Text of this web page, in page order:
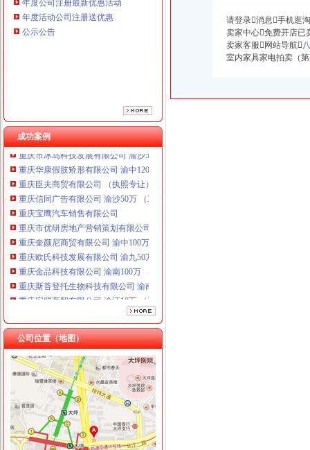
年度公司注册最新优惠活动
年度活动公司注册送优惠
公示公告
成功案例
重庆臣夫商贸有限公司 （执照专让）
重庆信同广告有限公司 渝沙50万 （工商注册）
重庆金品科技有限公司 渝南100万 （进出口权）
重庆斯苔登托生物科技有限公司 渝南10万 （工商注册）
重庆安赐商贸有限公司 渝江10万 （工商注册）
重庆市冰岛科技发展有限公司 渝沙50万 （进出口权）
重庆华康假肢矫形有限公司 渝中120万 （增资）
重庆臣夫商贸有限公司 （执照专让）
重庆信同广告有限公司 渝沙50万 （工商注册）
重庆宝鹰汽车销售有限公司
重庆市优研房地产营销策划有限公司
重庆奎颜尼商贸有限公司 渝中100万 （工商注册）
重庆欧氏科技发展有限公司 渝九50万 （进出口权）
重庆金品科技有限公司 渝南100万 （进出口权）
重庆斯苔登托生物科技有限公司 渝南10万 （工商注册）
重庆安赐商贸有限公司 渝江10万 （工商注册）
重庆市冰岛科技发展有限公司 渝沙50万 （进出口权）
重庆华康假肢矫形有限公司 渝中120万 （增资）
公司位置（地图）
海棠溪办公司
别墅出售：-中安翡翠湖业主论坛-重庆房天下
【美尔易汇_美尔易汇招聘】重庆美尔易汇电子商务有限公司招聘信息-
海棠溪办公服务信息-快点8分类信息网
请登录消息手机逛
卖家中心免费开店已
卖家客服网站导航
室内家具家电拍卖（